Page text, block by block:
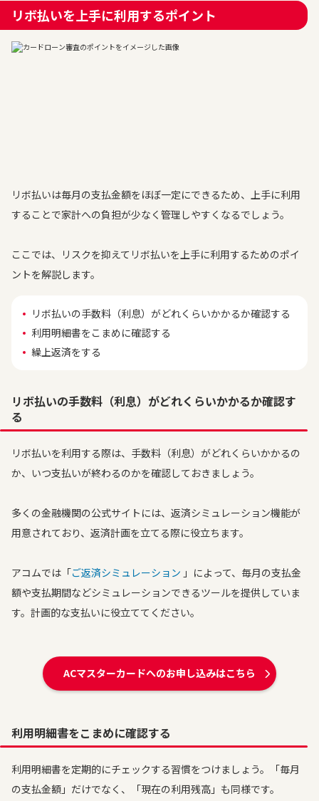
リボ払いを上手に利用するポイント
リボ払いは毎月の支払金額をほぼ一定にできるため、上手に利用
することで家計への負担が少なく管理しやすくなるでしょう。
ここでは、リスクを抑えてリボ払いを上手に利用するためのポイ
ントを解説します。
リボ払いの手数料（利息）がどれくらいかかるか確認する
利用明細書をこまめに確認する
繰上返済をする
リボ払いの手数料（利息）がどれくらいかかるか確認す
る
リボ払いを利用する際は、手数料（利息）がどれくらいかかるの
か、いつ支払いが終わるのかを確認しておきましょう。
多くの金融機関の公式サイトには、返済シミュレーション機能が
用意されており、返済計画を立てる際に役立ちます。
アコムでは「ご返済シミュレーション 」によって、毎月の支払金
額や支払期間などシミュレーションできるツールを提供していま
す。計画的な支払いに役立ててください。
ACマスターカードへのお申し込みはこちら
利用明細書をこまめに確認する
利用明細書を定期的にチェックする習慣をつけましょう。「毎月
の支払金額」だけでなく、「現在の利用残高」も同様です。